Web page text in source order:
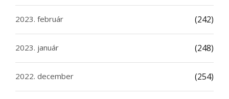
2023. február (242)
2023. január (248)
2022. december (254)